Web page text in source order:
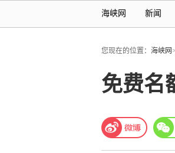
海峡网 新闻
您现在的位置： 海峡网>
免费名